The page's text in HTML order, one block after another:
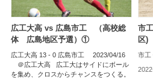
広工大高 vs 広島市工 （高校総
体 広島地区予選）①
広工大高 13 - 0 広島市工 2023/04/16
＠広工大高 広工大はサイドにボール
を集め、クロスからチャンスをつくる。
市
区)
市